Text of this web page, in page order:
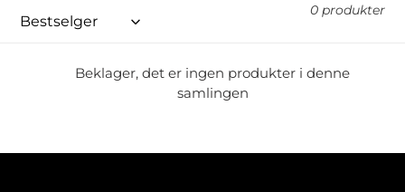
i
g
0 produkter
Beklager, det er ingen produkter i denne
samlingen